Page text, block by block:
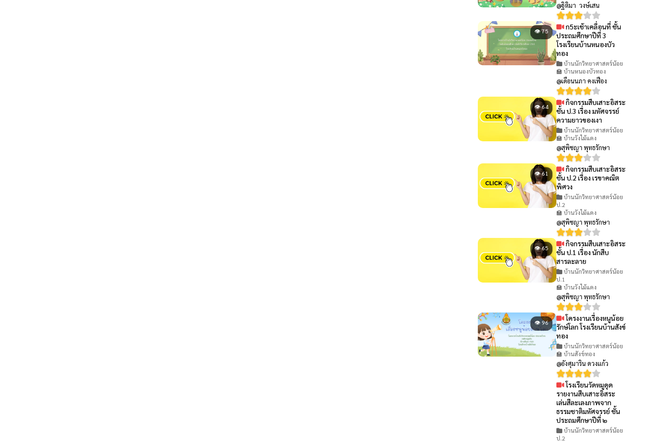
@ฐิติมา วงษ์เสน
👁 75
ก5ะเช้าเคลื่อนที่ ชั้น
ประถมศึกษาปีที่ 3
โรงเรียนบ้านหนองบัว
ทอง
บ้านนักวิทยาศาสตร์น้อย
🏫 บ้านหนองบัวทอง
@เดือนนภา คงเฟือง
👁 64
กิจกรรมสืบเสาะอิสระ
ชั้น ป.3 เรื่อง มหัศจรรย์
ความยาวของเงา
บ้านนักวิทยาศาสตร์น้อย
🏫 บ้านวังไม้แดง
@สุพิชญา พุทธรักษา
👁 61
กิจกรรมสืบเสาะอิสระ
ชั้น ป.2 เรื่อง เรขาคณิต
พิศวง
บ้านนักวิทยาศาสตร์น้อย
ป.2
🏫 บ้านวังไม้แดง
@สุพิชญา พุทธรักษา
👁 65
กิจกรรมสืบเสาะอิสระ
ชั้น ป.1 เรื่อง นักสืบ
สารละลาย
บ้านนักวิทยาศาสตร์น้อย
ป.1
🏫 บ้านวังไม้แดง
@สุพิชญา พุทธรักษา
👁 96
โครงงานเรื่องหนูน้อย
รักษ์โลก โรงเรียนบ้านสังข์
ทอง
บ้านนักวิทยาศาสตร์น้อย
🏫 บ้านสังข์ทอง
@อังศุมาริน ดวงแก้ว
โรงเรียนวัดหมูดุด
รายงานสืบเสาะอิสระ
เล่นสีละเลงภาพจาก
ธรรมชาติมหัศจรรย์ ชั้น
ประถมศึกษาปีที่ ๒
บ้านนักวิทยาศาสตร์น้อย
ป.2